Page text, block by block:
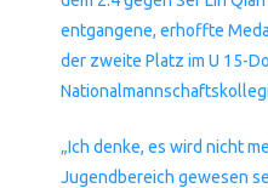
entgangene, erhoffte
der zweite Platz im U 15-
„Ich denke, es wird nicht
Jugendbereich gewesen